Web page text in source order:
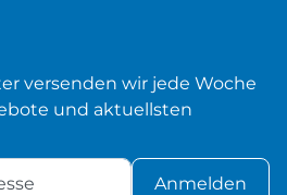
versenden wir jede Woche
und aktuellsten
Anmelden